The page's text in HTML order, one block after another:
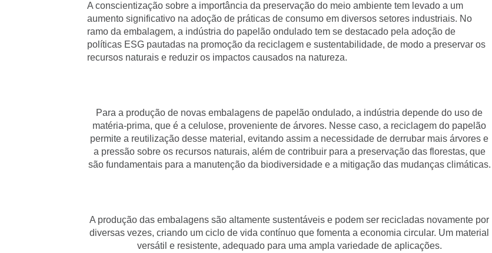
A conscientização sobre a importância da preservação do meio ambiente tem levado a um
aumento significativo na adoção de práticas de consumo em diversos setores industriais. No
ramo da embalagem, a indústria do papelão ondulado tem se destacado pela adoção de
políticas ESG pautadas na promoção da reciclagem e sustentabilidade, de modo a preservar os
recursos naturais e reduzir os impactos causados na natureza.
Para a produção de novas embalagens de papelão ondulado, a indústria depende do uso de
matéria-prima, que é a celulose, proveniente de árvores. Nesse caso, a reciclagem do papelão
permite a reutilização desse material, evitando assim a necessidade de derrubar mais árvores e
a pressão sobre os recursos naturais, além de contribuir para a preservação das florestas, que
são fundamentais para a manutenção da biodiversidade e a mitigação das mudanças climáticas.
A produção das embalagens são altamente sustentáveis e podem ser recicladas novamente por
diversas vezes, criando um ciclo de vida contínuo que fomenta a economia circular. Um material
versátil e resistente, adequado para uma ampla variedade de aplicações.